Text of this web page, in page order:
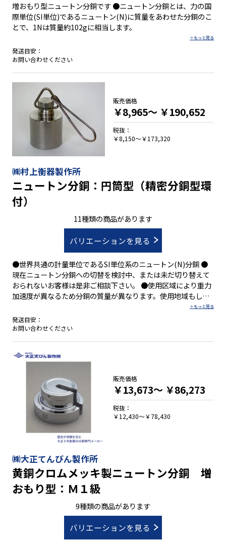
増おもり型ニュートン分銅です ●ニュートン分銅とは、力の国
際単位(SI単位)であるニュートン(N)に質量をあわせた分銅のこ
とで、1Nは質量約102gに相当します。
発送目安：
お問い合わせください
㈱村上衡器製作所
ニュートン分銅：円筒型（精密分銅型環
付）
11種類の商品があります
バリエーションを見る
●世界共通の計量単位であるSI単位系のニュートン(N)分銅 ●
現在ニュートン分銅への切替を検討中、または未だ切り替えて
おられないお客様は是非ご相談下さい。 ●使用区域により重力
加速度が異なるため分銅の質量が異なります。使用地域もしく
は1Nとして必要な質量をお知らせ下さい。 ●JCSSロゴマーク
付校正証明書(質量単位)を発行できます(別途料金)
発送目安：
お問い合わせください
販売価格
￥8,965～ ￥190,652
税抜：
￥8,150～￥173,320
㈱大正てんびん製作所
黄銅クロムメッキ製ニュートン分銅 増
おもり型：Ｍ１級
9種類の商品があります
バリエーションを見る
販売価格
￥13,673～ ￥86,273
税抜：
￥12,430～￥78,430